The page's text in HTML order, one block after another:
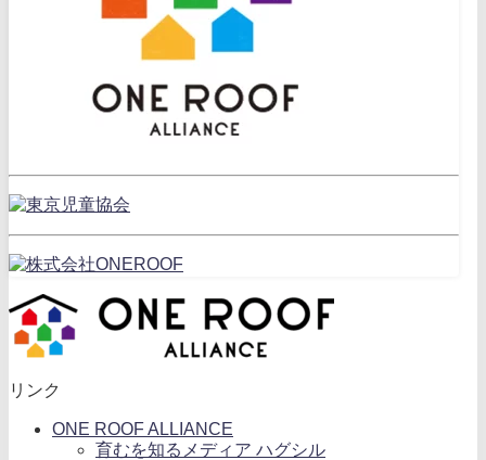
リンク
ONE ROOF ALLIANCE
育むを知るメディア ハグシル